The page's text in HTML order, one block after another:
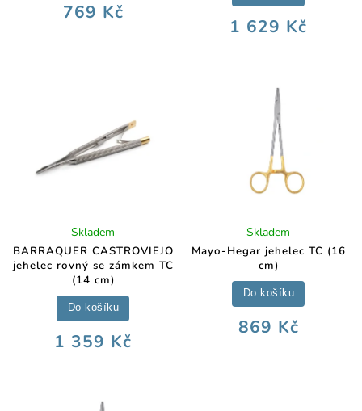
769 Kč
1 629 Kč
BARRAQUER CASTROVIEJO
jehelec rovný se zámkem TC
(14 cm)
Skladem
1 359 Kč
Do košíku
Mayo-Hegar jehelec TC (16
cm)
Skladem
869 Kč
Do košíku